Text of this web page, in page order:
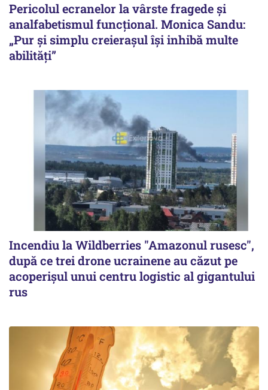
Pericolul ecranelor la vârste fragede și
analfabetismul funcțional. Monica Sandu:
„Pur și simplu creierașul își inhibă multe
abilități”
Incendiu la Wildberries "Amazonul rusesc",
după ce trei drone ucrainene au căzut pe
acoperişul unui centru logistic al gigantului
rus